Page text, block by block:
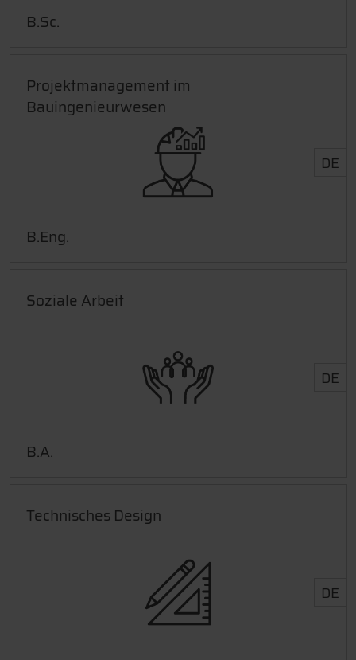
B.Sc.
Projektmanagement im
Bauingenieurwesen
DE
B.Eng.
Soziale Arbeit
DE
B.A.
Technisches Design
DE